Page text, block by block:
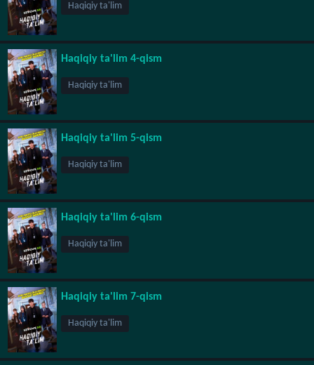
Haqiqiy ta'lim
Haqiqiy ta'lim 4-qism
Haqiqiy ta'lim
Haqiqiy ta'lim 5-qism
Haqiqiy ta'lim
Haqiqiy ta'lim 6-qism
Haqiqiy ta'lim
Haqiqiy ta'lim 7-qism
Haqiqiy ta'lim